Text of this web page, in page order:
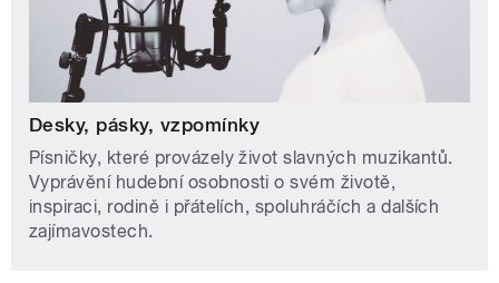
Desky, pásky, vzpomínky
Písničky, které provázely život slavných muzikantů.
Vyprávění hudební osobnosti o svém životě,
inspiraci, rodině i přátelích, spoluhráčích a dalších
zajímavostech.